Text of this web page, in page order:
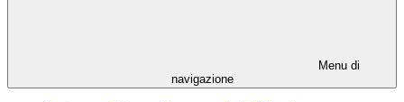
Menu di
navigazione